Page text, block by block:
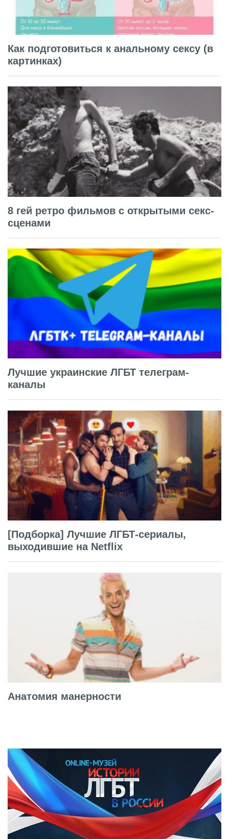
Как подготовиться к анальному сексу (в
картинках)
8 гей ретро фильмов с открытыми секс-
сценами
Лучшие украинские ЛГБТ телеграм-
каналы
[Подборка] Лучшие ЛГБТ-сериалы,
выходившие на Netflix
Анатомия манерности